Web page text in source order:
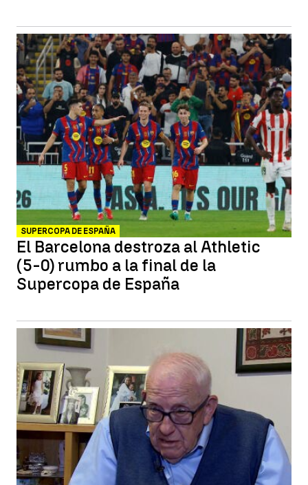
SUPERCOPA DE ESPAÑA
El Barcelona destroza al Athletic
(5-0) rumbo a la final de la
Supercopa de España